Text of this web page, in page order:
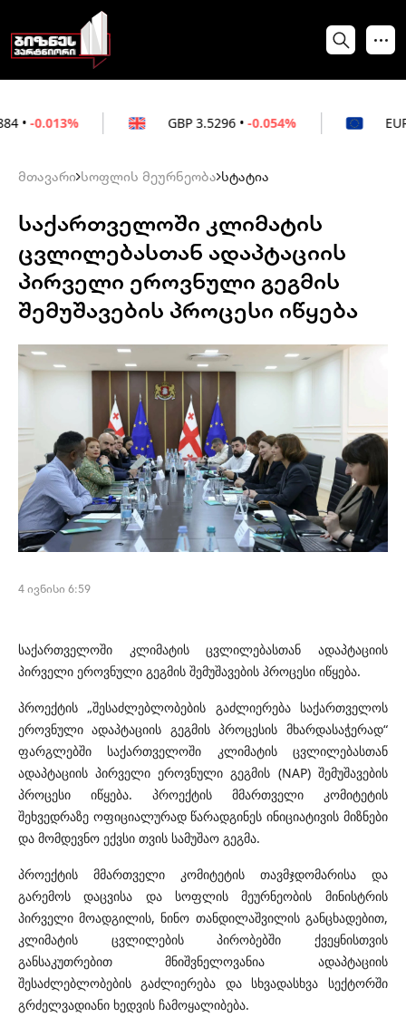
3.5296 -0.054% 3.0264
მთავარი სოფლის მეურნეობა სტატია
საქართველოში კლიმატის
ცვლილებასთან ადაპტაციის
პირველი ეროვნული გეგმის
შემუშავების პროცესი იწყება
4 ივნისი 6:59
საქართველოში კლიმატის ცვლილებასთან ადაპტაციის
პირველი ეროვნული გეგმის შემუშავების პროცესი იწყება.
პროექტის „შესაძლებლობების გაძლიერება საქართველოს
ეროვნული ადაპტაციის გეგმის პროცესის მხარდასაჭერად“
ფარგლებში საქართველოში კლიმატის ცვლილებასთან
ადაპტაციის პირველი ეროვნული გეგმის (NAP) შემუშავების
პროცესი იწყება. პროექტის მმართველი კომიტეტის
შეხვედრაზე ოფიციალურად წარადგინეს ინიციატივის მიზნები
და მომდევნო ექვსი თვის სამუშაო გეგმა.
პროექტის მმართველი კომიტეტის თავმჯდომარისა და
გარემოს დაცვისა და სოფლის მეურნეობის მინისტრის
პირველი მოადგილის, ნინო თანდილაშვილის განცხადებით,
კლიმატის ცვლილების პირობებში ქვეყნისთვის
განსაკუთრებით მნიშვნელოვანია ადაპტაციის
შესაძლებლობების გაძლიერება და სხვადასხვა სექტორში
გრძელვადიანი ხედვის ჩამოყალიბება.